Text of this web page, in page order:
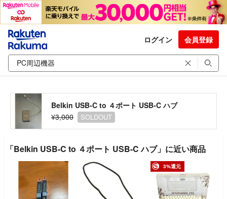
ログイン 会員登録
Belkin USB-C to ４ポート USB-C ハブ
¥3,000
SOLDOUT
「Belkin USB-C to ４ポート USB-C ハブ」に近い商品
3%還元